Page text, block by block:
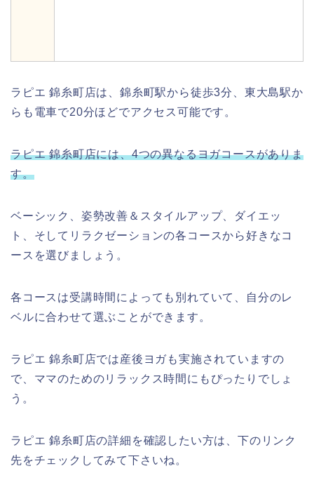
ラピエ 錦糸町店は、錦糸町駅から徒歩3分、東大島駅か
らも電車で20分ほどでアクセス可能です。
ラピエ 錦糸町店には、4つの異なるヨガコースがありま
す。
ベーシック、姿勢改善＆スタイルアップ、ダイエッ
ト、そしてリラクゼーションの各コースから好きなコ
ースを選びましょう。
各コースは受講時間によっても別れていて、自分のレ
ベルに合わせて選ぶことができます。
ラピエ 錦糸町店では産後ヨガも実施されていますの
で、ママのためのリラックス時間にもぴったりでしょ
う。
ラピエ 錦糸町店の詳細を確認したい方は、下のリンク
先をチェックしてみて下さいね。